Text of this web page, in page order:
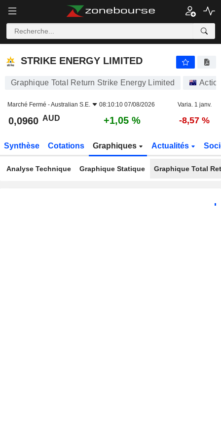
STRIKE ENERGY LIMITED
STRIKE ENERGY LIMITED
Graphique Total Return Strike Energy Limited
Marché Fermé -Australian S.E. 08:10:10 07/08/2026 Varia. 1 janv.
0,0960 AUD +1,05 % -8,57 %
Synthèse Cotations Graphiques Actualités
Analyse Technique Graphique Statique Graphique Total